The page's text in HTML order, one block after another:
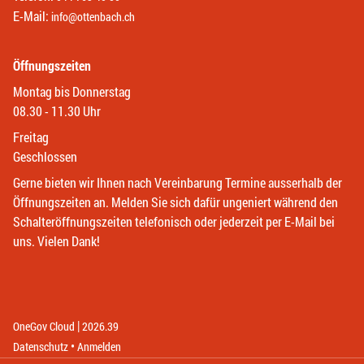
E-Mail: info@ottenbach.ch
Öffnungszeiten
Montag bis Donnerstag
08.30 - 11.30 Uhr
Freitag
Geschlossen
Gerne bieten wir Ihnen nach Vereinbarung Termine ausserhalb der
Öffnungszeiten an. Melden Sie sich dafür ungeniert während den
Schalteröffnungszeiten telefonisch oder jederzeit per E-Mail bei
uns. Vielen Dank!
OneGov Cloud (External Link)
|2026.39
Datenschutz (External Link)
Anmelden